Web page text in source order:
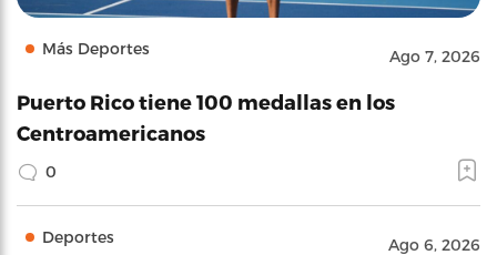
Más Deportes Ago 7, 2026
Puerto Rico tiene 100 medallas en los
Centroamericanos
0
Deportes Ago 6, 2026